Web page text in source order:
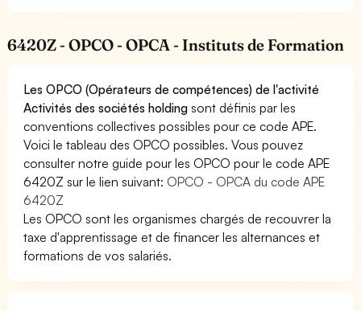
6420Z - OPCO - OPCA - Instituts de Formation
Les OPCO (Opérateurs de compétences) de l'activité
Activités des sociétés holding sont définis par les
conventions collectives possibles pour ce code APE.
Voici le tableau des OPCO possibles. Vous pouvez
consulter notre guide pour les OPCO pour le code APE
6420Z sur le lien suivant: OPCO - OPCA du code APE
6420Z
Les OPCO sont les organismes chargés de recouvrer la
taxe d'apprentissage et de financer les alternances et
formations de vos salariés.